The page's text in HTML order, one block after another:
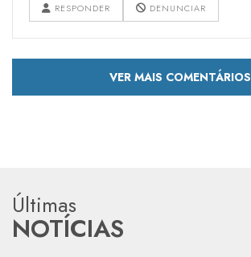
RESPONDER DENUNCIAR
VER MAIS COMENTÁRIOS
Últimas
NOTÍCIAS